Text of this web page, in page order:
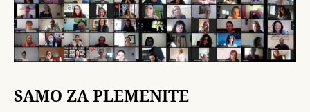
SAMO ZA PLEMENITE